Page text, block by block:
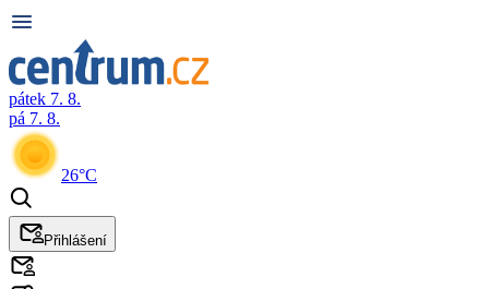
pátek 7. 8.
pá 7. 8.
26°C
Přihlášení